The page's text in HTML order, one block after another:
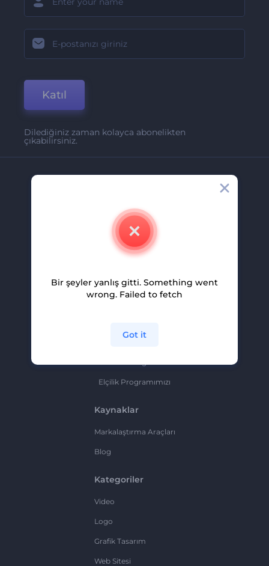
Katıl
Dilediğiniz zaman kolayca abonelikten
çıkabilirsiniz.
İletişim
Kariyer
Ortaklık Programı
Elçilik Programımızı
Kaynaklar
Markalaştırma Araçları
Blog
Kategoriler
Video
Logo
Grafik Tasarım
Web Sitesi
Bir şeyler yanlış gitti. Something went
wrong. Failed to fetch
Got it